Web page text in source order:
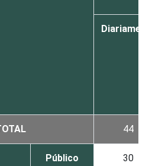
Diariamente
44
Público 30